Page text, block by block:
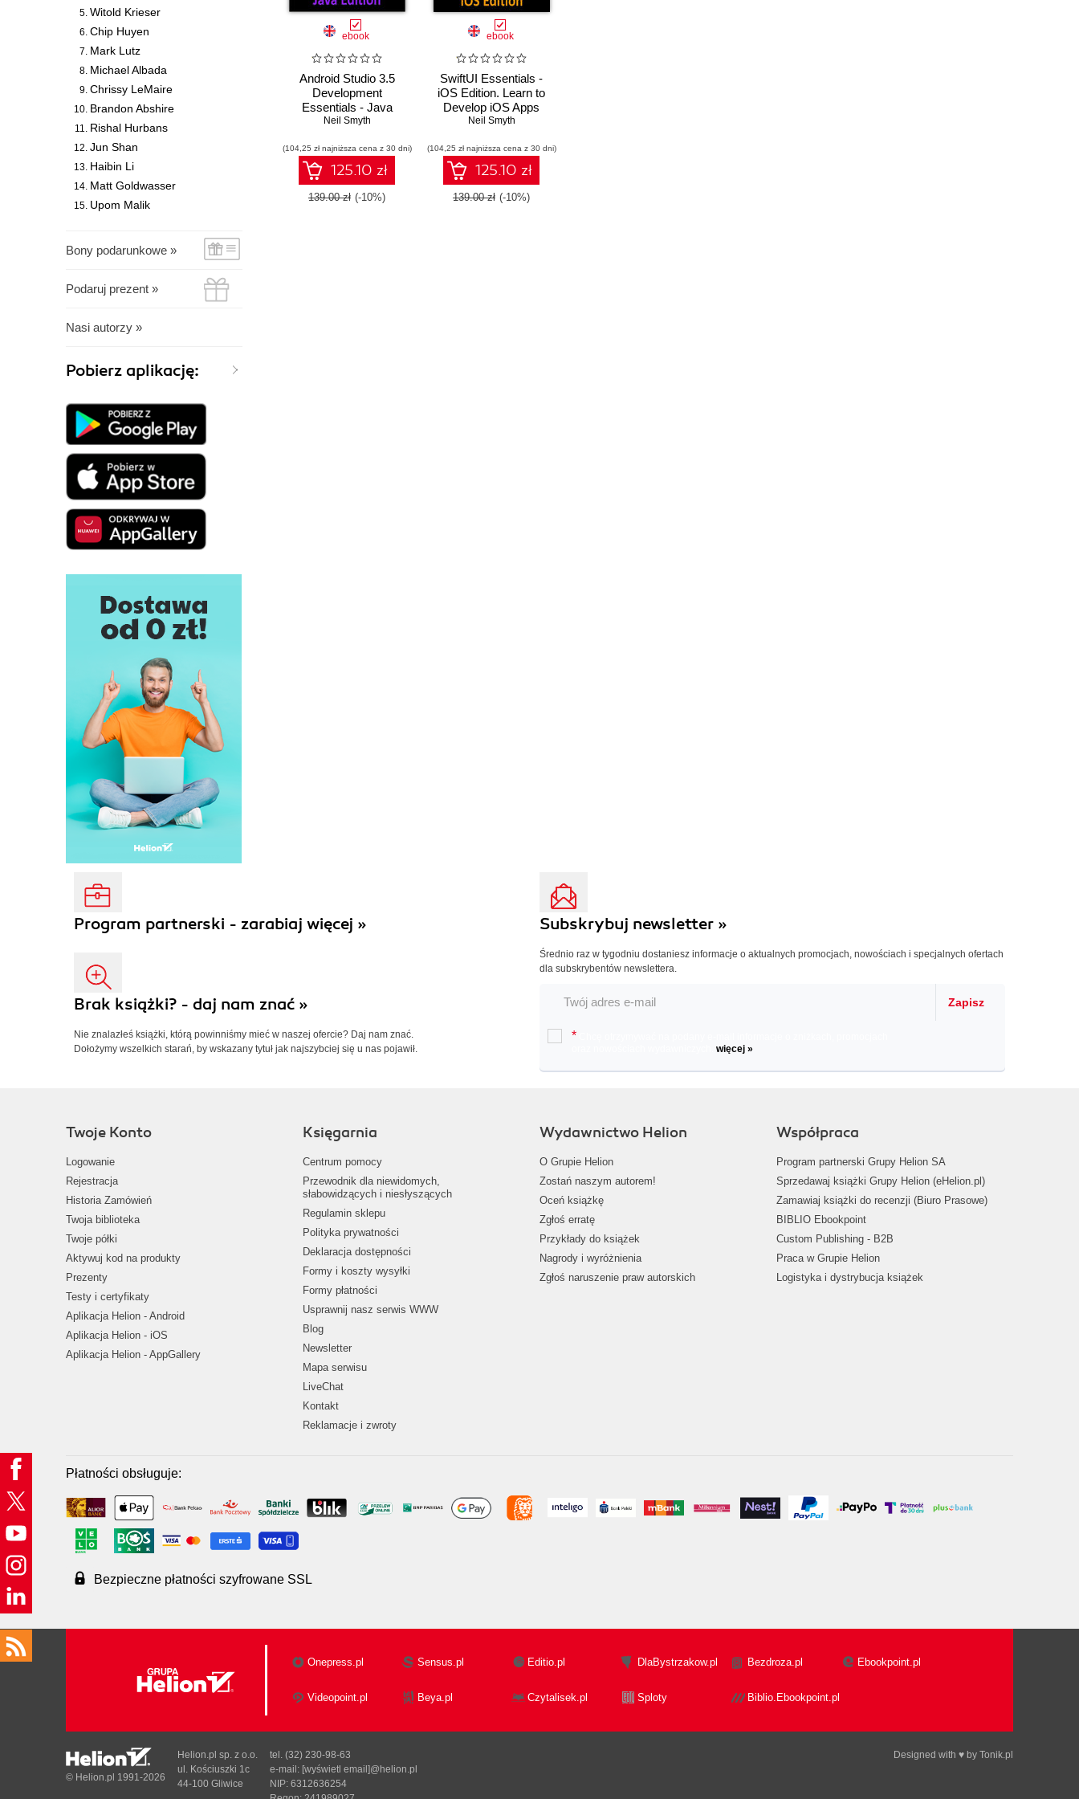
Witold Krieser
Chip Huyen
Mark Lutz
Michael Albada
Chrissy LeMaire
Brandon Abshire
Rishal Hurbans
Jun Shan
Haibin Li
Matt Goldwasser
Upom Malik
Bony podarunkowe »
Podaruj prezent »
Nasi autorzy »
Pobierz aplikację:
ebook
Android Studio 3.5
Development
Essentials - Java
Edition. Developing
Using Android Studio
3.5, Java, and Android
Jetpack
Neil Smyth
(104,25 zł najniższa cena z 30 dni)
125.10 zł
139.00 zł (-10%)
ebook
SwiftUI Essentials -
iOS Edition. Learn to
Develop iOS Apps
using SwiftUI, Swift 5
Neil Smyth
(104,25 zł najniższa cena z 30 dni)
125.10 zł
139.00 zł (-10%)
Program partnerski - zarabiaj więcej »
Brak książki? - daj nam znać »
Nie znalazłeś książki, którą powinniśmy mieć w naszej ofercie? Daj nam znać.
Dołożymy wszelkich starań, by wskazany tytuł jak najszybciej się u nas pojawił.
Subskrybuj newsletter »
Średnio raz w tygodniu dostaniesz informacje o aktualnych promocjach, nowościach i specjalnych ofertach
dla subskrybentów newslettera.
Zapisz
*
więcej »
Twoje Konto
Logowanie
Rejestracja
Historia Zamówień
Twoja biblioteka
Twoje półki
Aktywuj kod na produkty
Prezenty
Testy i certyfikaty
Aplikacja Helion - Android
Aplikacja Helion - iOS
Aplikacja Helion - AppGallery
Księgarnia
Centrum pomocy
Przewodnik dla niewidomych,
słabowidzących i niesłyszących
Regulamin sklepu
Polityka prywatności
Deklaracja dostępności
Formy i koszty wysyłki
Formy płatności
Usprawnij nasz serwis WWW
Blog
Newsletter
Mapa serwisu
LiveChat
Kontakt
Reklamacje i zwroty
Wydawnictwo Helion
O Grupie Helion
Zostań naszym autorem!
Oceń książkę
Zgłoś erratę
Przykłady do książek
Nagrody i wyróżnienia
Zgłoś naruszenie praw autorskich
Współpraca
Program partnerski Grupy Helion SA
Sprzedawaj książki Grupy Helion (eHelion.pl)
Zamawiaj książki do recenzji (Biuro Prasowe)
BIBLIO Ebookpoint
Custom Publishing - B2B
Praca w Grupie Helion
Logistyka i dystrybucja książek
Płatności obsługuje:
Bezpieczne płatności szyfrowane SSL
Onepress.pl Sensus.pl Editio.pl DlaBystrzakow.pl Bezdroza.pl Ebookpoint.pl
Videopoint.pl Beya.pl Czytalisek.pl Sploty Biblio.Ebookpoint.pl
Designed with ♥ by Tonik.pl
© Helion.pl 1991-2026
Helion.pl sp. z o.o.
ul. Kościuszki 1c
44-100 Gliwice
tel. (32) 230-98-63
e-mail: [wyświetl email]@helion.pl
NIP: 6312636254